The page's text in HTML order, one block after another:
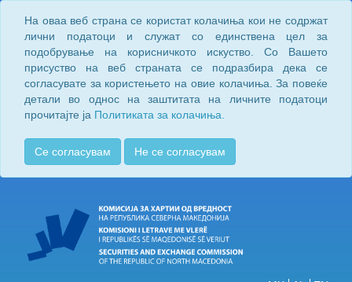
На оваа веб страна се користат колачиња кои не содржат
лични податоци и служат со единствена цел за
подобрување на корисничкото искуство. Со Вашето
присуство на веб страната се подразбира дека се
согласувате за користењето на овие колачиња. За повеќе
детали во однос на заштитата на личните податоци
прочитајте ја Политиката за колачиња.
Се согласувам Не се согласувам